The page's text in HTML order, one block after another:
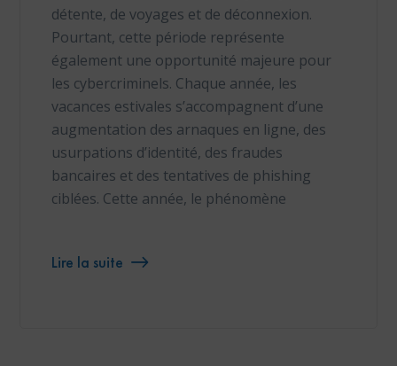
détente, de voyages et de déconnexion.
Pourtant, cette période représente
également une opportunité majeure pour
les cybercriminels. Chaque année, les
vacances estivales s’accompagnent d’une
augmentation des arnaques en ligne, des
usurpations d’identité, des fraudes
bancaires et des tentatives de phishing
ciblées. Cette année, le phénomène
Lire la suite